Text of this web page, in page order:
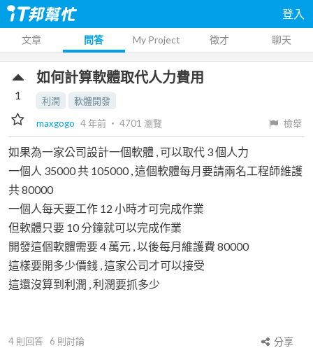
登入
文章 問答 My Project 徵才 聊天
如何計算軟體取代人力費用
利潤
軟體開發
maxgogo 4 年前 ‧ 4701 瀏覽 檢舉
1
如果為一家公司設計一個軟體 , 可以取代 3 個人力
一個人 35000 共 105000 , 這個軟體每月要請兩名工程師維護
共 80000
一個人每天要工作 12 小時才可完成作業
但軟體只要 10 分鐘就可以完成作業
開發這個軟體需要 4 萬元 , 以後每月維護費 80000
這樣要開多少價錢 , 這家公司才可以接受
這還沒算到利潤 , 利潤要抓多少
4 則回答 6 則討論
分享